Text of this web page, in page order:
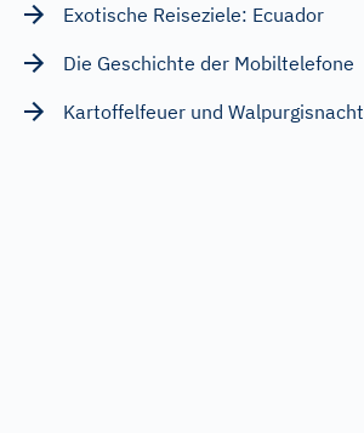
Exotische Reiseziele: Ecuador
Die Geschichte der Mobiltelefone
Kartoffelfeuer und Walpurgisnacht